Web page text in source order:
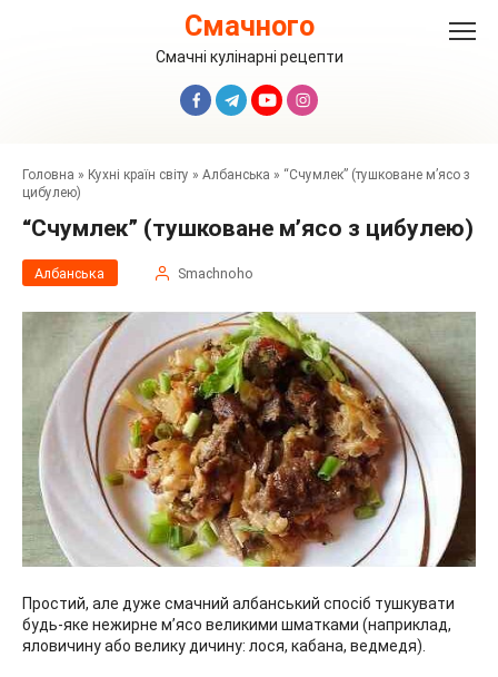
Смачного
Смачні кулінарні рецепти
Головна » Кухні країн світу » Албанська » “Счумлек” (тушковане м’ясо з
цибулею)
“Счумлек” (тушковане м’ясо з цибулею)
Албанська Smachnoho
Простий, але дуже смачний албанський спосіб тушкувати
будь-яке нежирне м’ясо великими шматками (наприклад,
яловичину або велику дичину: лося, кабана, ведмедя).